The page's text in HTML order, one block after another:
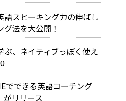
語スピーキング力の伸ばし
法を大公開！
ぶ、ネイティブっぽく使え
でできる英語コーチング
がリリース